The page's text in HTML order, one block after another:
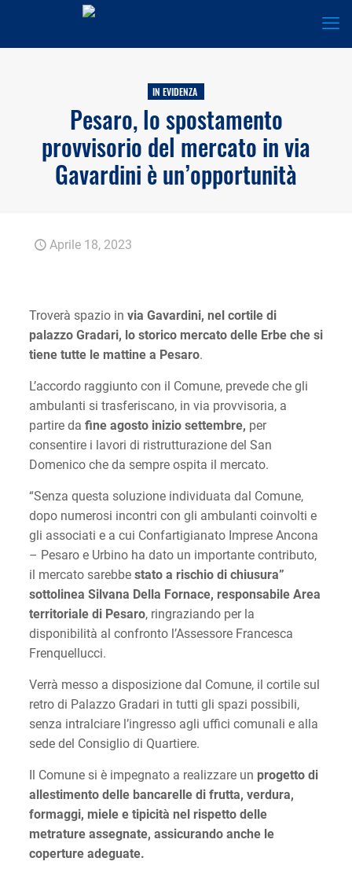
IN EVIDENZA
Pesaro, lo spostamento
provvisorio del mercato in via
Gavardini è un’opportunità
Aprile 18, 2023
Troverà spazio in via Gavardini, nel cortile di
palazzo Gradari, lo storico mercato delle Erbe che si
tiene tutte le mattine a Pesaro.
L’accordo raggiunto con il Comune, prevede che gli
ambulanti si trasferiscano, in via provvisoria, a
partire da fine agosto inizio settembre, per
consentire i lavori di ristrutturazione del San
Domenico che da sempre ospita il mercato.
“Senza questa soluzione individuata dal Comune,
dopo numerosi incontri con gli ambulanti coinvolti e
gli associati e a cui Confartigianato Imprese Ancona
– Pesaro e Urbino ha dato un importante contributo,
il mercato sarebbe stato a rischio di chiusura”
sottolinea Silvana Della Fornace, responsabile Area
territoriale di Pesaro, ringraziando per la
disponibilità al confronto l’Assessore Francesca
Frenquellucci.
Verrà messo a disposizione dal Comune, il cortile sul
retro di Palazzo Gradari in tutti gli spazi possibili,
senza intralciare l’ingresso agli uffici comunali e alla
sede del Consiglio di Quartiere.
Il Comune si è impegnato a realizzare un progetto di
allestimento delle bancarelle di frutta, verdura,
formaggi, miele e tipicità nel rispetto delle
metrature assegnate, assicurando anche le
coperture adeguate.